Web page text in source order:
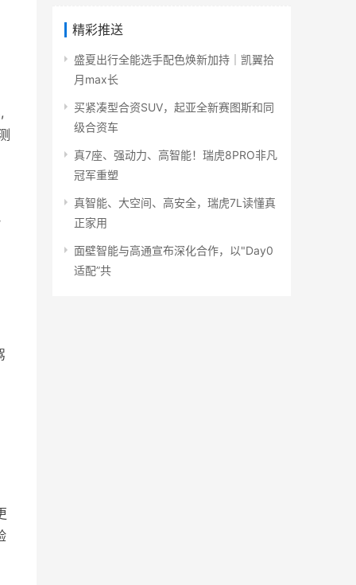
精彩推送
盛夏出行全能选手配色焕新加持｜凯翼拾
月max长
买紧凑型合资SUV，起亚全新赛图斯和同
级合资车
真7座、强动力、高智能！瑞虎8PRO非凡
冠军重塑
真智能、大空间、高安全，瑞虎7L读懂真
正家用
面壁智能与高通宣布深化合作，以"Day0
适配”共